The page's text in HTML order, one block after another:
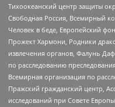
Тихоокеанский центр защиты
Свободная Россия, Всемирный
Человек в беде, Европейский
Прожект Хармони, Родники
извлечения органов, Фалунь
по расследованию
Всемирная организация по
Пражский гражданский центр,
исследований при Совете